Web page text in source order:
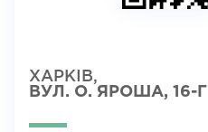
ХАРКІВ,
ВУЛ. О. ЯРОША, 16-Г